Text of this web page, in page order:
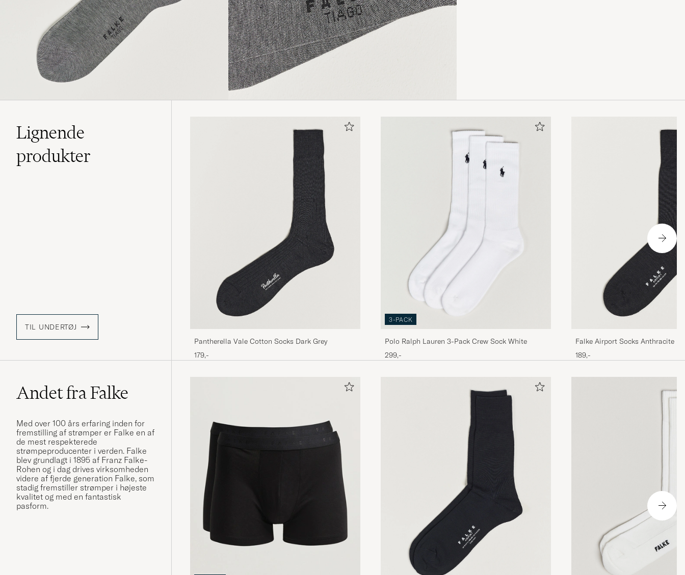
Lignende
produkter
TIL UNDERTØJ
Pantherella Vale Cotton Socks Dark Grey
179,-
3-PACK
Polo Ralph Lauren 3-Pack Crew Sock White
299,-
Falke Airport Socks Anthracite
189,-
Andet fra Falke
Med over 100 års erfaring inden for
fremstilling af strømper er Falke en af
de mest respekterede
strømpeproducenter i verden. Falke
blev grundlagt i 1895 af Franz Falke-
Rohen og i dag drives virksomheden
videre af fjerde generation Falke, som
stadig fremstiller strømper i højeste
kvalitet og med en fantastisk
pasform.